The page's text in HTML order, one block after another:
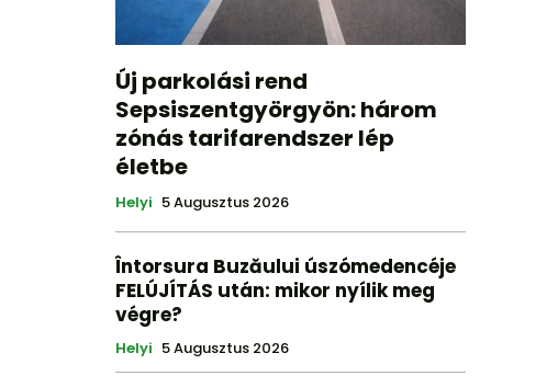
Új parkolási rend
Sepsiszentgyörgyön: három
zónás tarifarendszer lép
életbe
Helyi 5 Augusztus 2026
Întorsura Buzăului úszómedencéje
FELÚJÍTÁS után: mikor nyílik meg
végre?
Helyi 5 Augusztus 2026